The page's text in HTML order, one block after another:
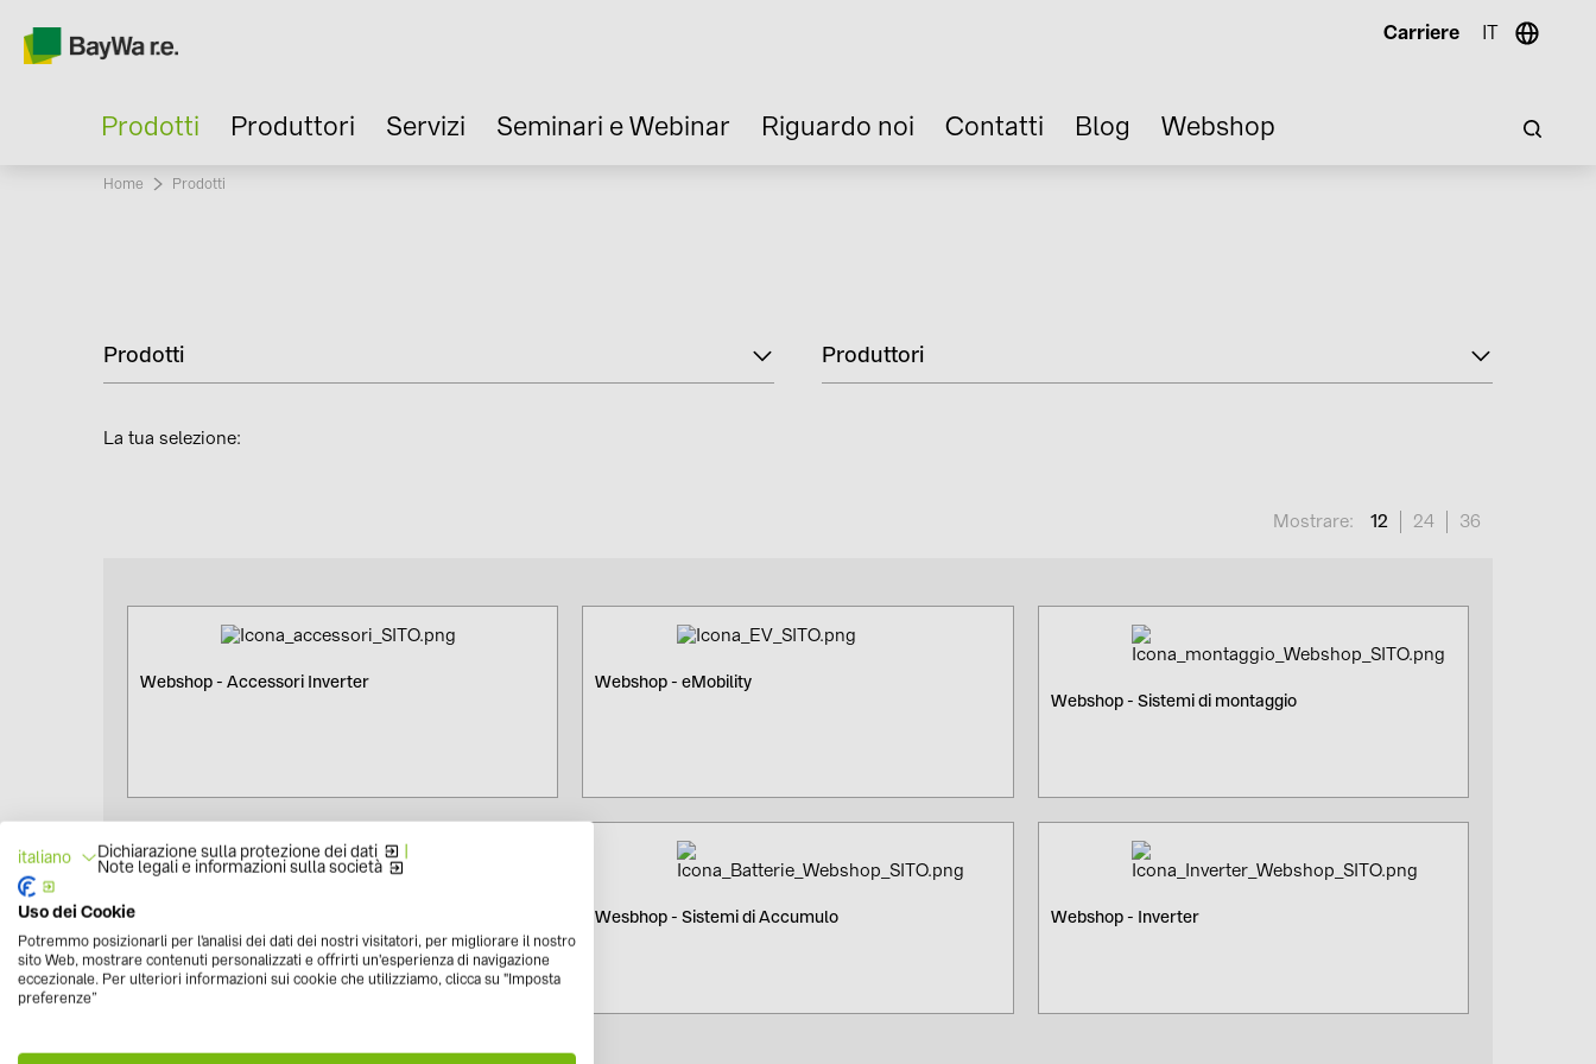
Carriere IT
Prodotti Produttori Servizi Seminari e Webinar Riguardo noi Contatti Blog Webshop
Home Current:
Prodotti
Prodotti Produttori
La tua selezione:
Mostrare: 12 24 36
Webshop - Accessori Inverter
Webshop - eMobility
Webshop - Sistemi di montaggio
Wesbhop - Sistemi di Accumulo Webshop - Inverter
italiano Dichiarazione sulla protezione dei dati |
Note legali e informazioni sulla società
Uso dei Cookie
Potremmo posizionarli per l'analisi dei dati dei nostri visitatori, per migliorare il nostro
sito Web, mostrare contenuti personalizzati e offrirti un'esperienza di navigazione
eccezionale. Per ulteriori informazioni sui cookie che utilizziamo, clicca su "Imposta
preferenze”